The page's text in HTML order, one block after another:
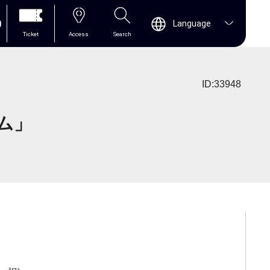
Ticket Access Search
Language
ID:33948
」